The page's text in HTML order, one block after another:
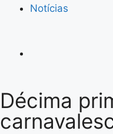
Notícias
Décima